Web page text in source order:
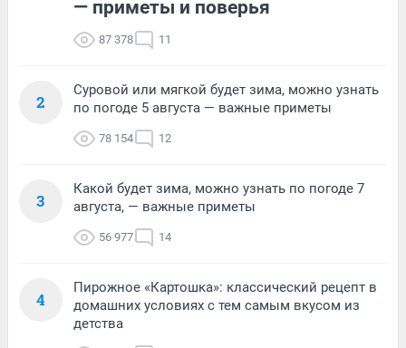
— приметы и поверья
87 378 11
2
Суровой или мягкой будет зима, можно узнать
по погоде 5 августа — важные приметы
78 154 12
3
Какой будет зима, можно узнать по погоде 7
августа, — важные приметы
56 977 14
4
Пирожное «Картошка»: классический рецепт в
домашних условиях с тем самым вкусом из
детства